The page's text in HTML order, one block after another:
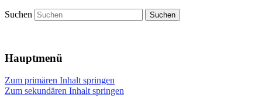
Suchen
Hauptmenü
Zum primären Inhalt springen
Zum sekundären Inhalt springen